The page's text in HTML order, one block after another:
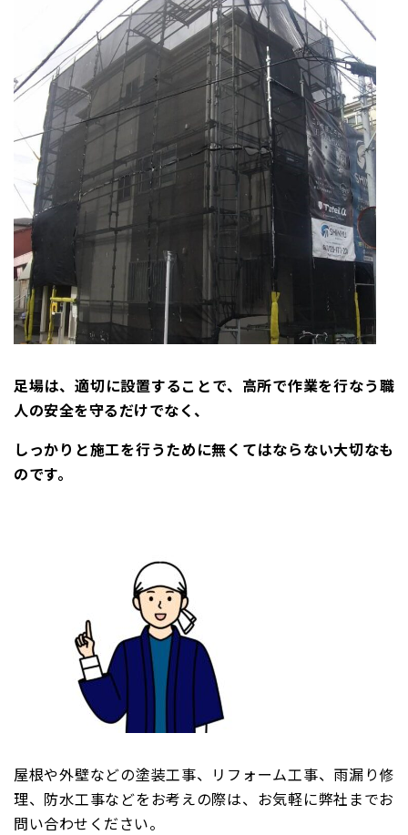
足場は、適切に設置することで、高所で作業を行なう職
人の安全を守るだけでなく、
しっかりと施工を行うために無くてはならない大切なも
のです。
屋根や外壁などの塗装工事、リフォーム工事、雨漏り修
理、防水工事などをお考えの際は、お気軽に弊社までお
問い合わせください。